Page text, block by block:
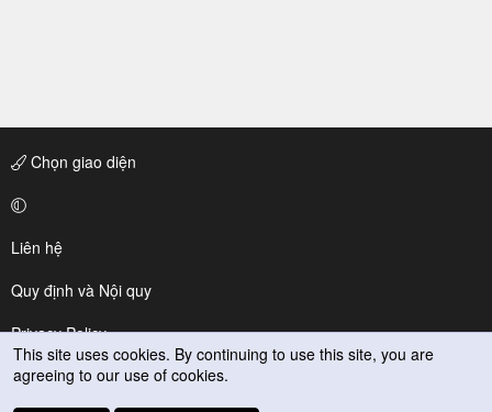
Chọn giao diện
Liên hệ
Quy định và Nội quy
Privacy Policy
Trợ giúp
This site uses cookies. By continuing to use this site, you are
agreeing to our use of cookies.